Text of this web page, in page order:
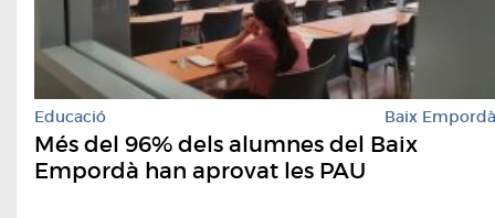
Educació Baix Empordà
Més del 96% dels alumnes del Baix
Empordà han aprovat les PAU